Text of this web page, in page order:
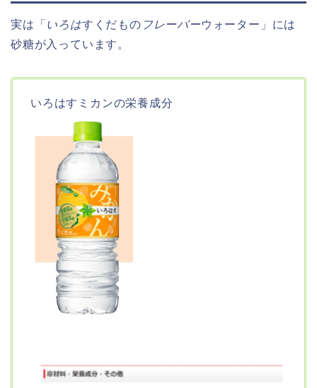
実は「 いろはすくだもの フレーバーウォーター」には
砂糖が入っています。
いろはすミカンの栄養成分